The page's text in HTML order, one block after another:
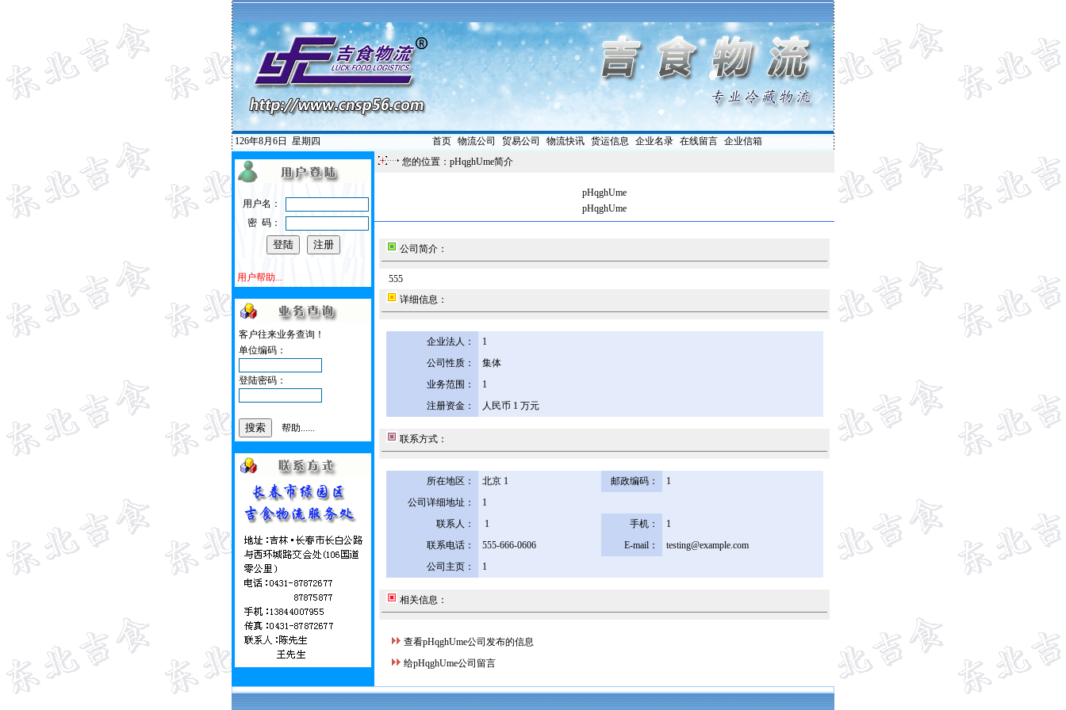
126年8月6日 星期四 首页| 物流公司 贸易公司 物流快讯| 货运信息 企业名录| 在线留言| 企业信箱
用户名：
密 码：
用户帮助...
客户往来业务查询！
单位编码：
登陆密码：
帮助......
您的位置：pHqghUme简介
pHqghUme
pHqghUme
公司简介：
555
详细信息：
企业法人：
1
公司性质：
集体
业务范围：
1
注册资金：
人民币 1 万元
联系方式：
所在地区： 北京 1 邮政编码：
1
公司详细地址：
1
联系人：
1 手机：
1
联系电话：
555-666-0606 E-mail：
testing@example.com
公司主页：
1
相关信息：
查看pHqghUme公司发布的信息
给pHqghUme公司留言